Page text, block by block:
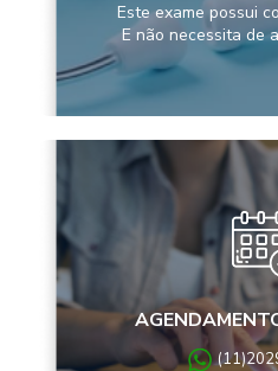
Este exame possui
E não necessita de